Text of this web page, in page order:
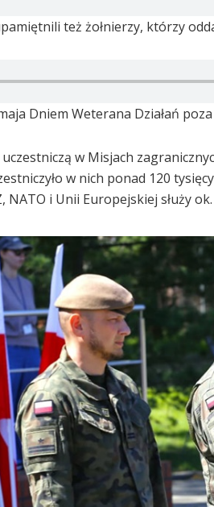
też żołnierzy, którzy
Dniem Weterana Działań
uczestniczą w Misjach
w nich ponad 120
NATO i Unii Europejskiej służy ok.